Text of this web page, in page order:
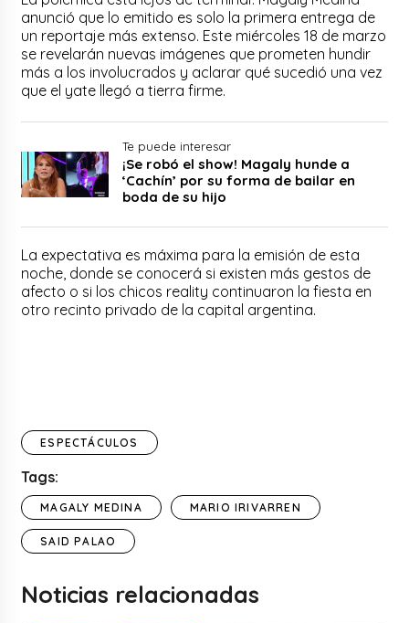
anunció que lo emitido es solo la primera entrega de
un reportaje más extenso. Este miércoles 18 de marzo
se revelarán nuevas imágenes que prometen hundir
más a los involucrados y aclarar qué sucedió una vez
que el yate llegó a tierra firme.
Te puede interesar
¡Se robó el show! Magaly hunde a
‘Cachín’ por su forma de bailar en
boda de su hijo
La expectativa es máxima para la emisión de esta
noche, donde se conocerá si existen más gestos de
afecto o si los chicos reality continuaron la fiesta en
otro recinto privado de la capital argentina.
ESPECTÁCULOS
Tags:
MAGALY MEDINA MARIO IRIVARREN
SAID PALAO
Noticias relacionadas